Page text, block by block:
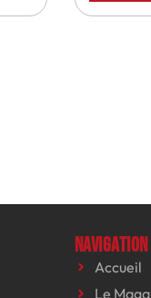
Navigation
Accueil
Le